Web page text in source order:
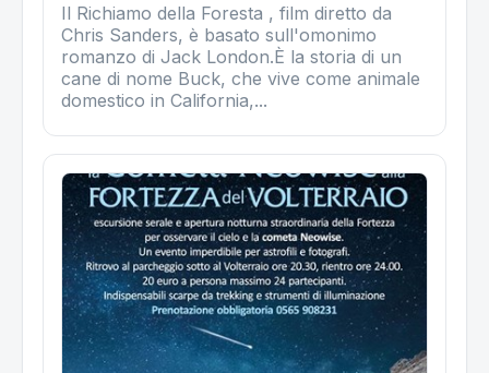
Il Richiamo della Foresta , film diretto da
Chris Sanders, è basato sull'omonimo
romanzo di Jack London.È la storia di un
cane di nome Buck, che vive come animale
domestico in California,...